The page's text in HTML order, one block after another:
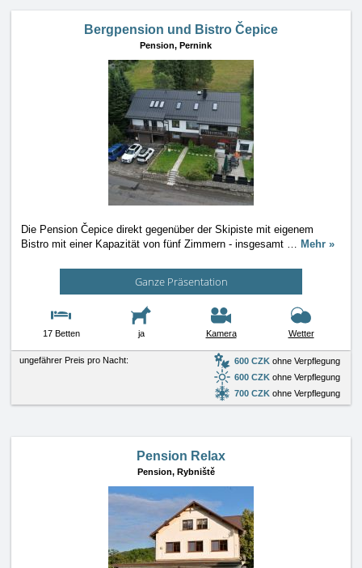
Bergpension und Bistro Čepice
Pension, Pernink
Die Pension Čepice direkt gegenüber der Skipiste mit eigenem
Bistro mit einer Kapazität von fünf Zimmern - insgesamt … Mehr »
Ganze Präsentation
17 Betten ja Kamera Wetter
ungefährer Preis pro Nacht: 600 CZK ohne Verpflegung
600 CZK ohne Verpflegung
700 CZK ohne Verpflegung
Pension Relax
Pension, Rybniště